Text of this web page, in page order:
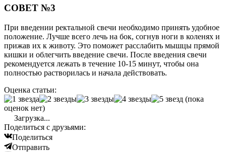
СОВЕТ №3
При введении ректальной свечи необходимо принять удобное
положение. Лучше всего лечь на бок, согнув ноги в коленях и
прижав их к животу. Это поможет расслабить мышцы прямой
кишки и облегчить введение свечи. После введения свечи
рекомендуется лежать в течение 10-15 минут, чтобы она
полностью растворилась и начала действовать.
Оценка статьи:
(пока
оценок нет)
Загрузка...
Поделиться с друзьями:
Поделиться
Отправить